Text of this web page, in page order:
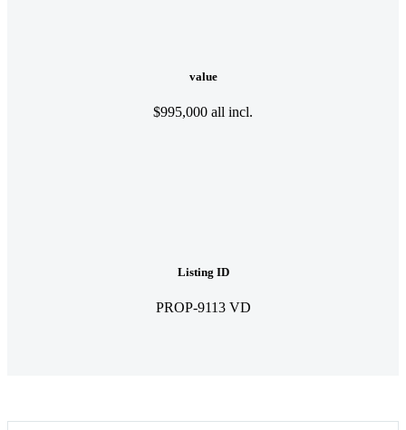
value
$995,000 all incl.
Listing ID
PROP-9113 VD